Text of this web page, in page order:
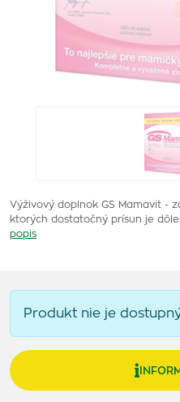
Výživový doplnok GS Mamavit -
ktorých dostatočný prísun je
popis
Produkt nie je